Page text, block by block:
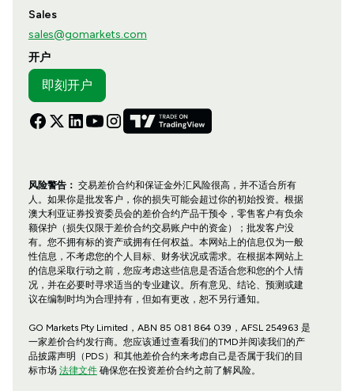
Sales
sales@gomarkets.com
开户
即刻开户
风险警告： 交易差价合约和保证金外汇风险很高，并不适合所有
人。如果你是批发客户，你的损失可能会超过你的初始投资。根据
澳大利亚证券投资委员会的差价合约产品干预令，零售客户有负余
额保护（损失仅限于差价合约交易账户中的资金）；批发客户没
有。您不拥有标的资产或拥有任何权益。本网站上的信息仅为一般
性信息，不考虑您的个人目标、财务状况或需求。在根据本网站上
的信息采取行动之前，您应考虑这些信息是否适合您和您的个人情
况，并在必要时寻求适当的专业建议。所有意见、结论、预测或建
议在编制时均为合理持有，但如有更改，恕不另行通知。
GO Markets Pty Limited，ABN 85 081 864 039，AFSL 254963 是
一家差价合约发行商。您应该通过查看我们的TMD并阅读我们的产
品披露声明（PDS）和其他差价合约来考虑自己是否属于我们的目
标市场 法律文件确保您在投资差价合约之前了解风险。